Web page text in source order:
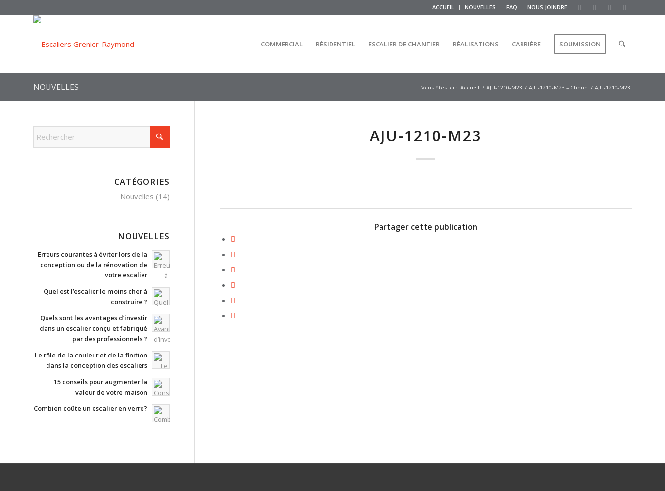
ACCUEIL NOUVELLES FAQ NOUS JOINDRE
COMMERCIAL RÉSIDENTIEL ESCALIER DE CHANTIER RÉALISATIONS CARRIÈRE SOUMISSION
NOUVELLES Vous êtes ici : Accueil / AJU-1210-M23 / AJU-1210-M23 – Chene / AJU-1210-M23
AJU-1210-M23
Partager cette publication
CATÉGORIES
Nouvelles (14)
NOUVELLES
Erreurs courantes à éviter lors de la
conception ou de la rénovation de
votre escalier
Quel est l’escalier le moins cher à
construire ?
Quels sont les avantages d’investir
dans un escalier conçu et fabriqué
par des professionnels ?
Le rôle de la couleur et de la finition
dans la conception des escaliers
15 conseils pour augmenter la
valeur de votre maison
Combien coûte un escalier en verre?